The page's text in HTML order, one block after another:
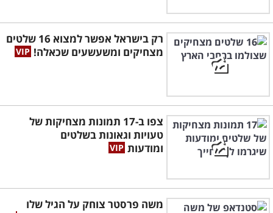
רק בישראל אפשר למצוא 16 שלטים
מצחיקים ומשעשעים שכאלה!
צפו ב-17 תמונות מצחיקות של
טעויות וגאונות בשלטים
ומודעות
משה פרסטר צוחק על הגיל שלו